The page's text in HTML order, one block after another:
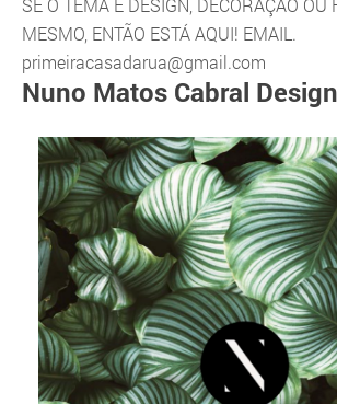
SE O TEMA É DESIGN, DECORAÇÃO OU
MESMO, ENTÃO ESTÁ AQUI! EMAIL.
primeiracasadarua@gmail.com
Nuno Matos Cabral